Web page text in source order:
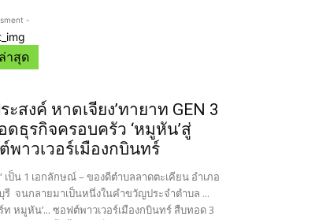
-
าสุด
ะสงค์ หาดเจียง’ทายาท GEN 3
ดธุรกิจครอบครัว ‘หมูหัน’สู่
พาวเวอร์เมืองกบินทร์
เป็น 1 เอกลักษณ์ – ของดีตำบลลาดตะเคียน อำเภอ
รี จนกลายมาเป็นหนึ่งในคำขวัญประจำตำบล ...
ท หมูหัน’... ซอฟต์พาวเวอร์เมืองกบินทร์ สืบทอด 3